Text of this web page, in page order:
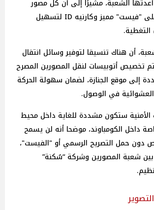
الشعبة، مشيرًا إلى أن كل مصور
معتمد سيحصل على "فيست" مميز وكارنيه ID لتسهيل
التغطية.
أن هناك تنسيقا لتوفير وسائل انتقال
تخصيص أتوبيسات لنقل المصورين المصرح
إلى موقع الجنازة، لضمان سهولة الحركة
في الوصول.
الأمنية ستكون مشددة للغاية داخل محيط
خاصة داخل الكومباوند، موضحا أنه لن يسمح
دون حمل التصريح الرسمي أو "الفيست"،
بين شعبة المصورين وشركة “سُكنة”